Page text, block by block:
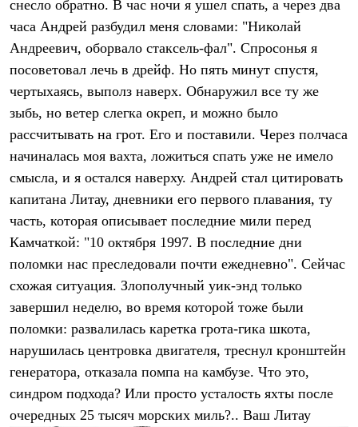
снесло обратно. В час ночи я ушел спать, а через два
часа Андрей разбудил меня словами: "Николай
Андреевич, оборвало стаксель-фал". Спросонья я
посоветовал лечь в дрейф. Но пять минут спустя,
чертыхаясь, выполз наверх. Обнаружил все ту же
зыбь, но ветер слегка окреп, и можно было
рассчитывать на грот. Его и поставили. Через полчаса
начиналась моя вахта, ложиться спать уже не имело
смысла, и я остался наверху. Андрей стал цитировать
капитана Литау, дневники его первого плавания, ту
часть, которая описывает последние мили перед
Камчаткой: "10 октября 1997. В последние дни
поломки нас преследовали почти ежедневно". Сейчас
схожая ситуация. Злополучный уик-энд только
завершил неделю, во время которой тоже были
поломки: развалилась каретка грота-гика шкота,
нарушилась центровка двигателя, треснул кронштейн
генератора, отказала помпа на камбузе. Что это,
синдром подхода? Или просто усталость яхты после
очередных 25 тысяч морских миль?.. Ваш Литау